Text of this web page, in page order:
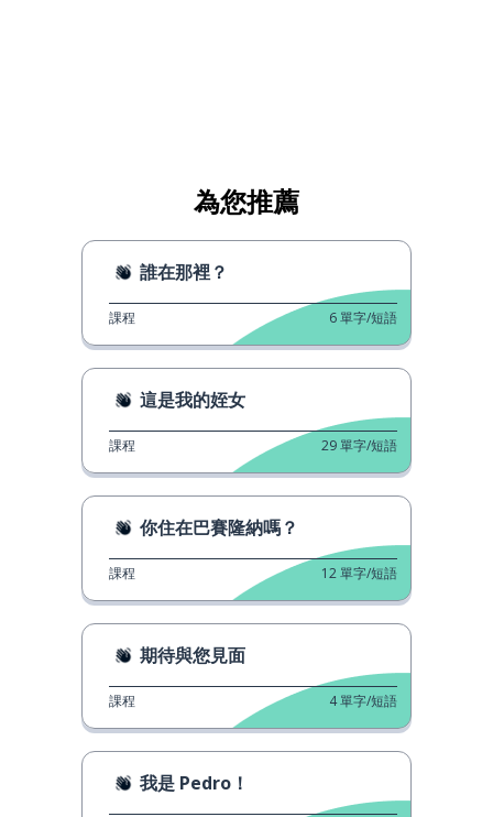
為您推薦
誰在那裡？
課程 6單字/短語
這是我的姪女
課程 29單字/短語
你住在巴賽隆納嗎？
課程 12單字/短語
期待與您見面
課程 4單字/短語
我是 Pedro！